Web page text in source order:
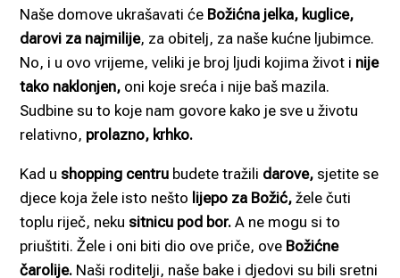
Naše domove ukrašavati će Božićna jelka, kuglice,
darovi za najmilije, za obitelj, za naše kućne ljubimce.
No, i u ovo vrijeme, veliki je broj ljudi kojima život i nije
tako naklonjen, oni koje sreća i nije baš mazila.
Sudbine su to koje nam govore kako je sve u životu
relativno, prolazno, krhko.
Kad u shopping centru budete tražili darove, sjetite se
djece koja žele isto nešto lijepo za Božić, žele čuti
toplu riječ, neku sitnicu pod bor. A ne mogu si to
priuštiti. Žele i oni biti dio ove priče, ove Božićne
čarolije. Naši roditelji, naše bake i djedovi su bili sretni